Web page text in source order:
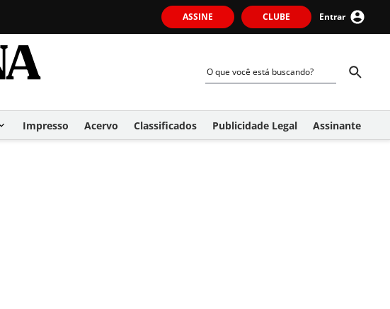
ASSINE CLUBE Entrar
Impresso Acervo Classificados Publicidade Legal Assinante